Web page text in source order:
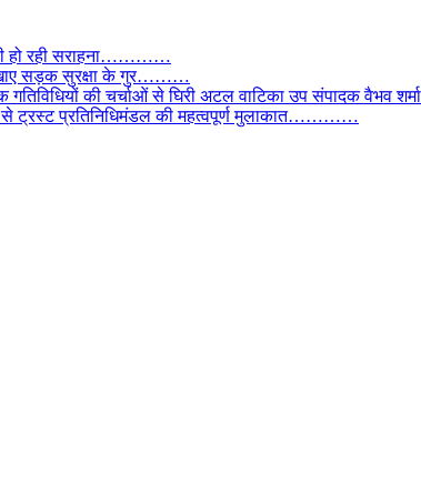
हो रही सराहना…………
सड़क सुरक्षा के गुर………
की चर्चाओं से घिरी अटल वाटिका उप संपादक वैभव
से ट्रस्ट प्रतिनिधिमंडल की महत्वपूर्ण मुलाकात…………